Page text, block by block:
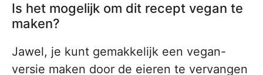
Is het mogelijk om dit recept vegan te
maken?
Jawel, je kunt gemakkelijk een vegan-
versie maken door de eieren te vervangen